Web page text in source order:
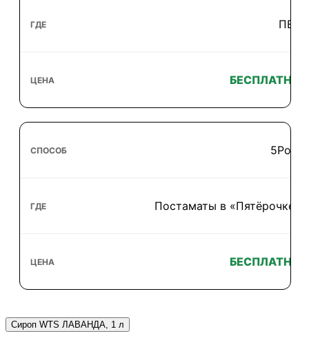
ПВЗ
БЕСПЛАТНО
5Post
Постаматы в «Пятёрочке»
БЕСПЛАТНО
Сироп WTS ЛАВАНДА, 1 л